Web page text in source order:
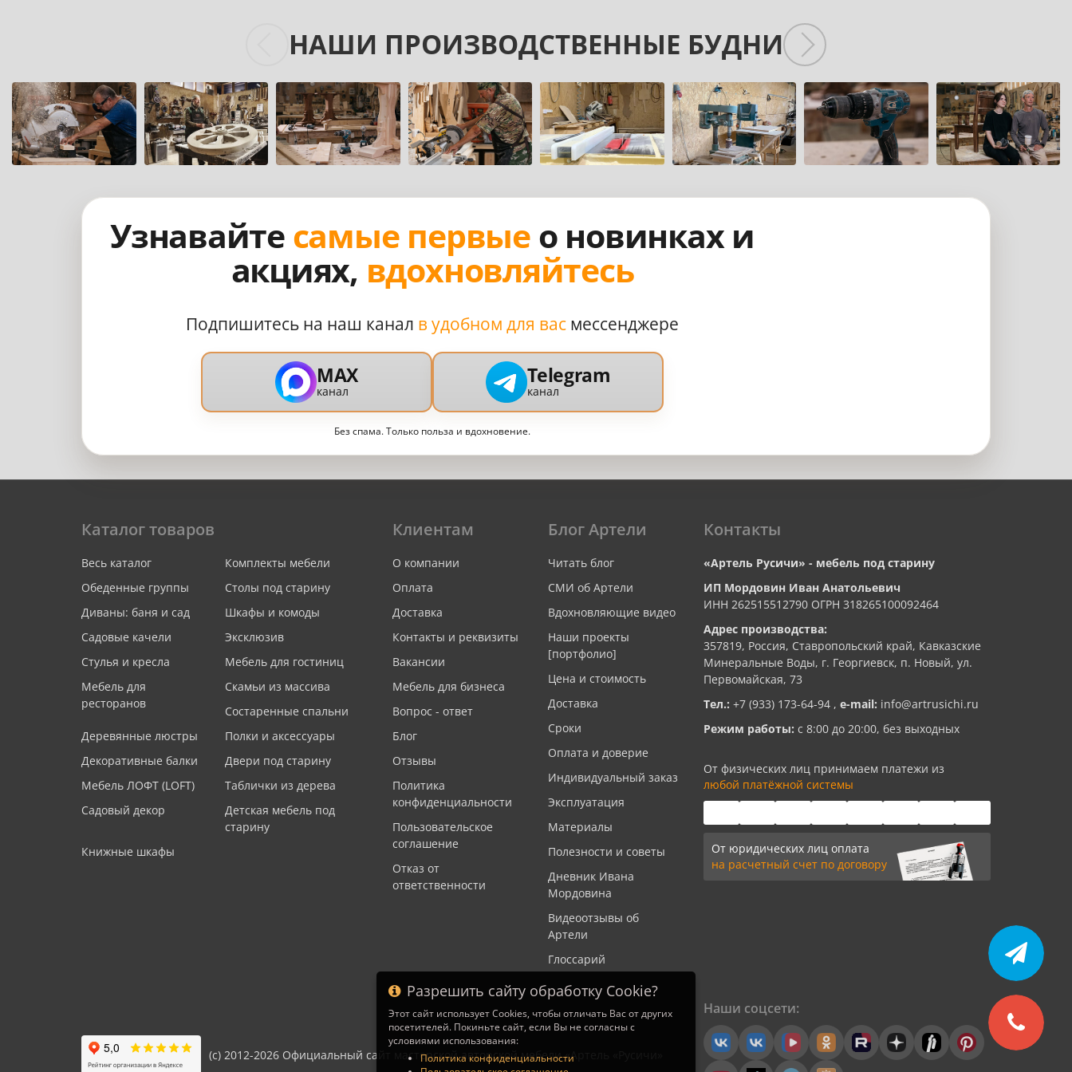
НАШИ ПРОИЗВОДСТВЕННЫЕ БУДНИ
Узнавайтесамые первыео новинках и
акциях, вдохновляйтесь
Подпишитесь на наш канал в удобном для вас мессенджере
MAX
канал
Telegram
канал
Без спама. Только польза и вдохновение.
Каталог товаров
Весь каталог
Комплекты мебели
Обеденные группы
Столы под старину
Диваны: баня и сад
Шкафы и комоды
Садовые качели
Эксклюзив
Стулья и кресла
Мебель для гостиниц
Мебель для
ресторанов
Скамьи из массива
Состаренные спальни
Деревянные люстры
Полки и аксессуары
Декоративные балки
Двери под старину
Мебель ЛОФТ (LOFT)
Таблички из дерева
Садовый декор
Детская мебель под
старину
Книжные шкафы
Клиентам
О компании
Оплата
Доставка
Контакты и реквизиты
Вакансии
Мебель для бизнеса
Вопрос - ответ
Блог
Отзывы
Политика
конфиденциальности
Пользовательское
соглашение
Отказ от
ответственности
Блог Артели
Читать блог
СМИ об Артели
Вдохновляющие видео
Наши проекты
[портфолио]
Цена и стоимость
Доставка
Сроки
Оплата и доверие
Индивидуальный заказ
Эксплуатация
Материалы
Полезности и советы
Дневник Ивана
Мордовина
Видеоотзывы об
Артели
Глоссарий
Контакты
«Артель Русичи» - мебель под старину
ИП Мордовин Иван Анатольевич
ИНН 262515512790 ОГРН 318265100092464
Адрес производства:
357819, Россия, Ставропольский край, Кавказские
Минеральные Воды, г. Георгиевск, п. Новый, ул.
Первомайская, 73
Тел.: +7 (933) 173-64-94 , e-mail: info@artrusichi.ru
Режим работы: с 8:00 до 20:00, без выходных
От физических лиц принимаем платежи из
любой платёжной системы
От юридических лиц оплата
на расчетный счет по договору
(с) 2012-2026 Официальный сайт мастерской авторской мебели «Артель «Русичи»
Наши соцсети:
Разрешить сайту обработку Cookie?
Этот сайт использует Cookies, чтобы отличать Вас от других
посетителей. Покиньте сайт, если Вы не согласны с
условиями использования:
Политика конфиденциальности